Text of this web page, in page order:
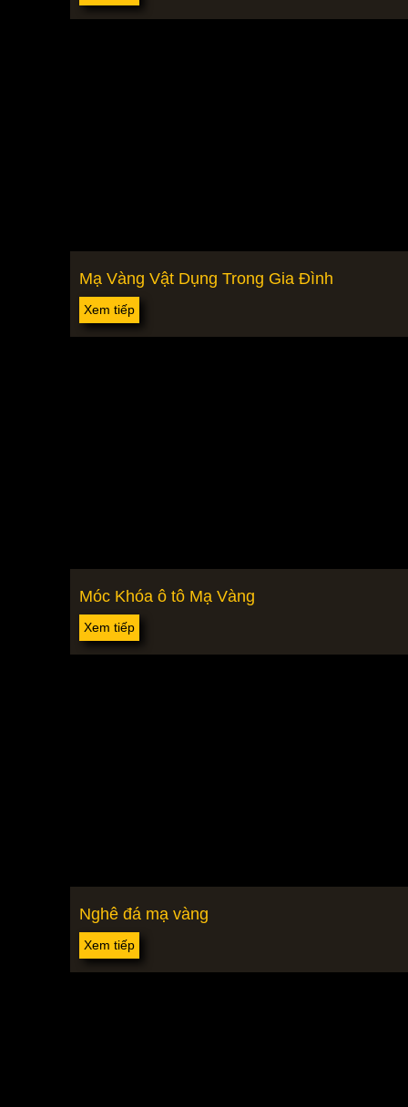
Mạ Vàng Vật Dụng Trong Gia Đình
Xem tiếp
Móc Khóa ô tô Mạ Vàng
Xem tiếp
Nghê đá mạ vàng
Xem tiếp